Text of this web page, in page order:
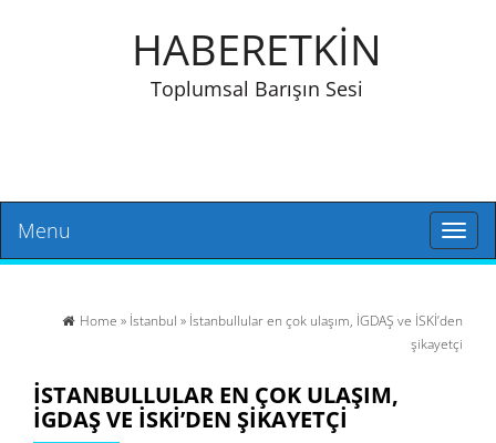
HABERETKİN
Toplumsal Barışın Sesi
Toggle
Menu
Home » İstanbul » İstanbullular en çok ulaşım, İGDAŞ ve İSKİ’den
şikayetçi
İSTANBULLULAR EN ÇOK ULAŞIM,
İGDAŞ VE İSKİ’DEN ŞIKAYETÇI